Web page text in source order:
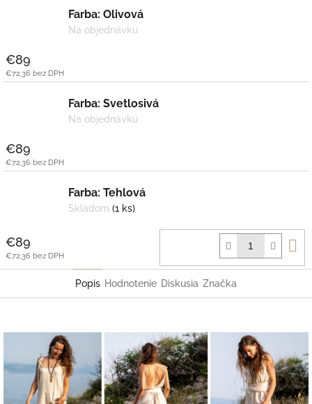
Farba: Olivová
Na objednávku
€89
€72,36 bez DPH
Farba: Svetlosivá
Na objednávku
€89
€72,36 bez DPH
Farba: Tehlová
Skladom (1 ks)
€89
€72,36 bez DPH
Popis Hodnotenie Diskusia Značka